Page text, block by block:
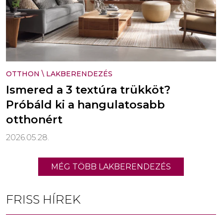
OTTHON \ LAKBERENDEZÉS
Ismered a 3 textúra trükköt?
Próbáld ki a hangulatosabb
otthonért
2026.05.28.
MÉG TÖBB LAKBERENDEZÉS
FRISS HÍREK